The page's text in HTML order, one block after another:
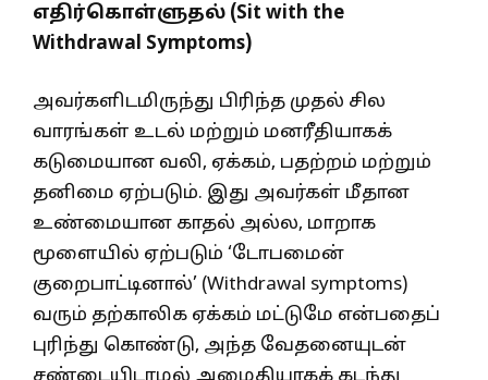
எதிர்கொள்ளுதல் (Sit with the
Withdrawal Symptoms)
அவர்களிடமிருந்து பிரிந்த முதல் சில
வாரங்கள் உடல் மற்றும் மனரீதியாகக்
கடுமையான வலி, ஏக்கம், பதற்றம் மற்றும்
தனிமை ஏற்படும். இது அவர்கள் மீதான
உண்மையான காதல் அல்ல, மாறாக
மூளையில் ஏற்படும் ‘டோபமைன்
குறைபாட்டினால்’ (Withdrawal symptoms)
வரும் தற்காலிக ஏக்கம் மட்டுமே என்பதைப்
புரிந்து கொண்டு, அந்த வேதனையுடன்